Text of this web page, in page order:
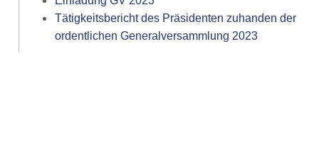
Tätigkeitsbericht des Präsidenten zuhanden der
ordentlichen Generalversammlung 2023